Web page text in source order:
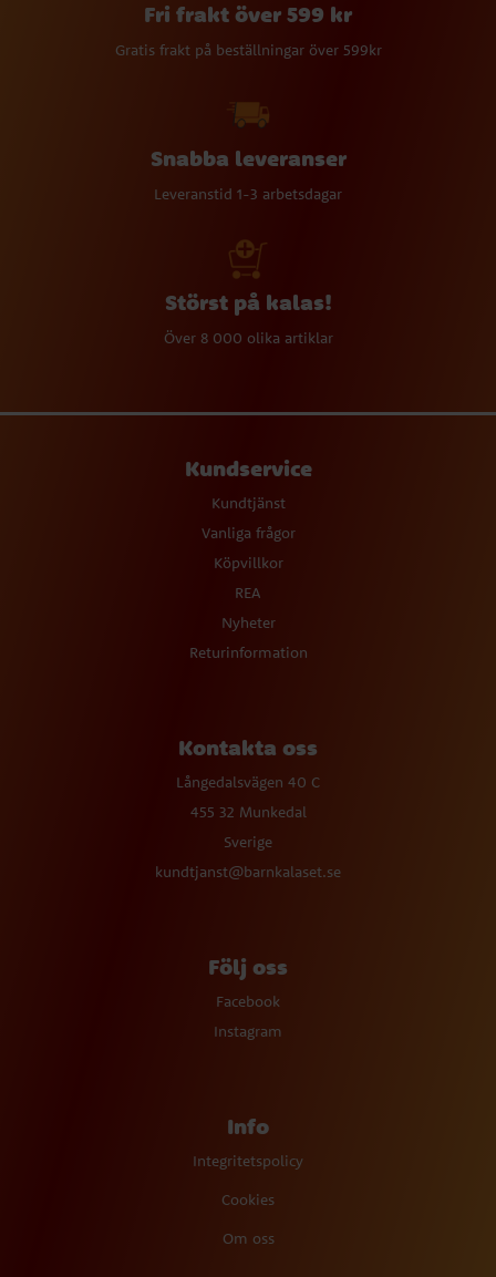
Fri frakt över 599 kr
Gratis frakt på beställningar över 599kr
Snabba leveranser
Leveranstid 1-3 arbetsdagar
Störst på kalas!
Över 8 000 olika artiklar
Kundservice
Kundtjänst
Vanliga frågor
Köpvillkor
REA
Nyheter
Returinformation
Kontakta oss
Långedalsvägen 40 C
455 32 Munkedal
Sverige
kundtjanst@barnkalaset.se
Följ oss
Facebook
Instagram
Info
Integritetspolicy
Cookies
Om oss